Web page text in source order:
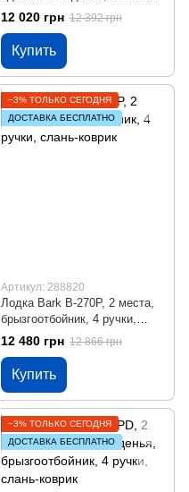
коврик
12 020 грн 12 392 грн
Купить
−3% ТОЛЬКО СЕГОДНЯ
ДОСТАВКА БЕСПЛАТНО
Артикул: 288820
Лодка Bark B-270P, 2 места,
брызгоотбойник, 4 ручки,
слань-коврик
12 480 грн 12 866 грн
Купить
−3% ТОЛЬКО СЕГОДНЯ
ДОСТАВКА БЕСПЛАТНО